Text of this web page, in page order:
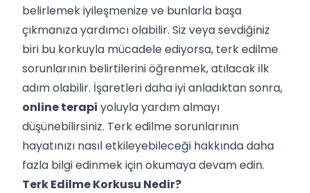
belirlemek iyileşmenize ve bunlarla başa
çıkmanıza yardımcı olabilir. Siz veya sevdiğiniz
biri bu korkuyla mücadele ediyorsa, terk edilme
sorunlarının belirtilerini öğrenmek, atılacak ilk
adım olabilir. İşaretleri daha iyi anladıktan sonra,
online terapi yoluyla yardım almayı
düşünebilirsiniz. Terk edilme sorunlarının
hayatınızı nasıl etkileyebileceği hakkında daha
fazla bilgi edinmek için okumaya devam edin.
Terk Edilme Korkusu Nedir?